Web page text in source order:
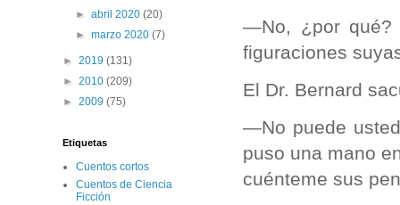
—No, ¿por qué?
figuraciones
El Dr. Bernard
—No puede
puso una mano
cuénteme sus
►abril 2020(20)
►marzo 2020(7)
► 2019 (131)
► 2010 (209)
► 2009 (75)
Etiquetas
Cuentos cortos
Cuentos de Ciencia
Ficción